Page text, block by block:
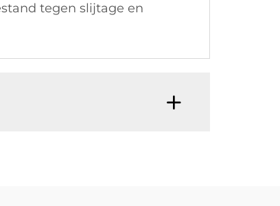
tegen slijtage en